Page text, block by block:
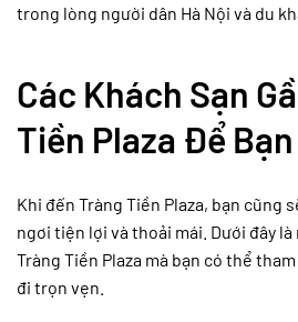
trong lòng người dân Hà Nội và du
Các Khách Sạn
Tiền Plaza Để
Khi đến Tràng Tiền Plaza, bạn cũng
ngơi tiện lợi và thoải mái. Dưới đây
Tràng Tiền Plaza mà bạn có thể
đi trọn vẹn.